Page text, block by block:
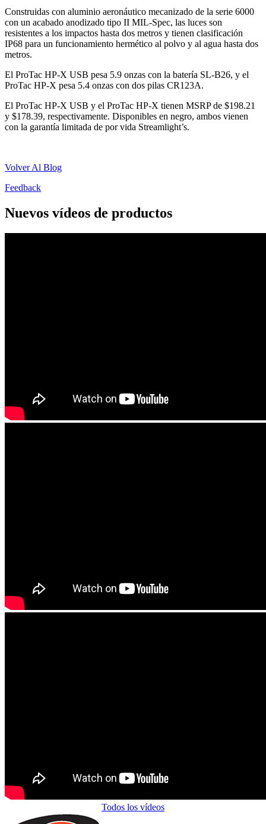
Construidas con aluminio aeronáutico mecanizado de la serie 6000
con un acabado anodizado tipo II MIL-Spec, las luces son
resistentes a los impactos hasta dos metros y tienen clasificación
IP68 para un funcionamiento hermético al polvo y al agua hasta dos
metros.
El ProTac HP-X USB pesa 5.9 onzas con la batería SL-B26, y el
ProTac HP-X pesa 5.4 onzas con dos pilas CR123A.
El ProTac HP-X USB y el ProTac HP-X tienen MSRP de $198.21
y $178.39, respectivamente. Disponibles en negro, ambos vienen
con la garantía limitada de por vida Streamlight’s.
Volver Al Blog
Feedback
Nuevos vídeos de productos
Todos los vídeos